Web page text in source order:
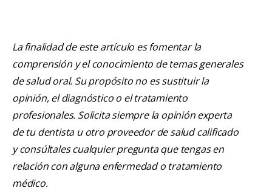
La finalidad de este artículo es fomentar la
comprensión y el conocimiento de temas generales
de salud oral. Su propósito no es sustituir la
opinión, el diagnóstico o el tratamiento
profesionales. Solicita siempre la opinión experta
de tu dentista u otro proveedor de salud calificado
y consúltales cualquier pregunta que tengas en
relación con alguna enfermedad o tratamiento
médico.